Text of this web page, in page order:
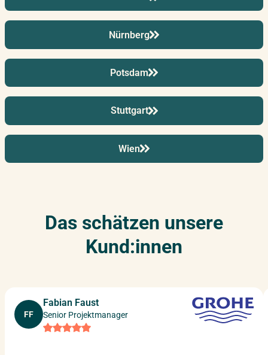
Nürnberg
Potsdam
Stuttgart
Wien
Das schätzen unsere
Kund:innen
FF
Fabian Faust
Senior Projektmanager